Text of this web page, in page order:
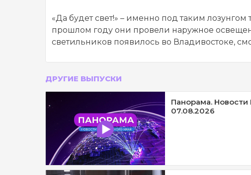
«Да будет свет!» – именно под таким
прошлом году они провели наружное
светильников появилось во Владивостоке,
ДРУГИЕ ВЫПУСКИ
Панорама.
07.08.2026